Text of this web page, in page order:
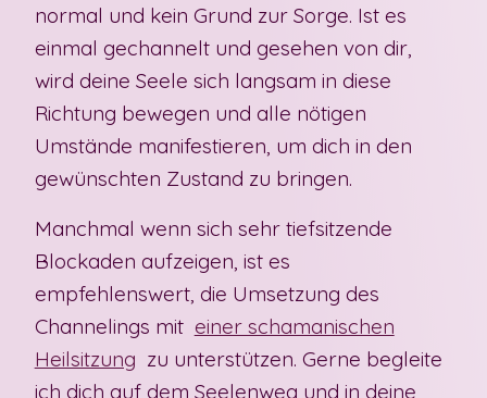
normal und kein Grund zur Sorge. Ist es
einmal gechannelt und gesehen von dir,
wird deine Seele sich langsam in diese
Richtung bewegen und alle nötigen
Umstände manifestieren, um dich in den
gewünschten Zustand zu bringen.
Manchmal wenn sich sehr tiefsitzende
Blockaden aufzeigen, ist es
empfehlenswert, die Umsetzung des
Channelings mit einer schamanischen
Heilsitzung zu unterstützen. Gerne begleite
ich dich auf dem Seelenweg und in deine